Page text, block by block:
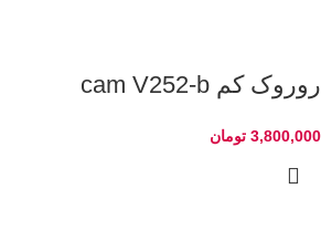
روروک کم cam V252-b
3,800,000 تومان